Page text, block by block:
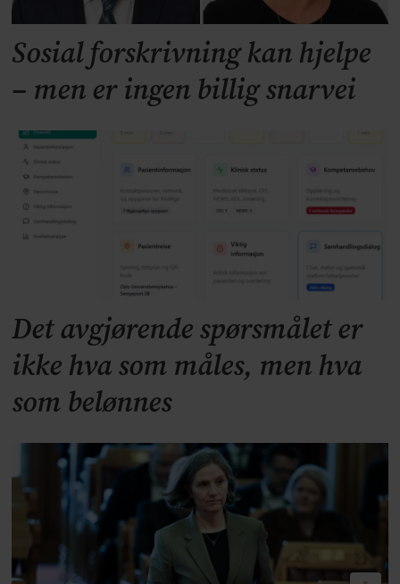
Sosial forskrivning kan hjelpe
– men er ingen billig snarvei
Det avgjørende spørsmålet er
ikke hva som måles, men hva
som belønnes